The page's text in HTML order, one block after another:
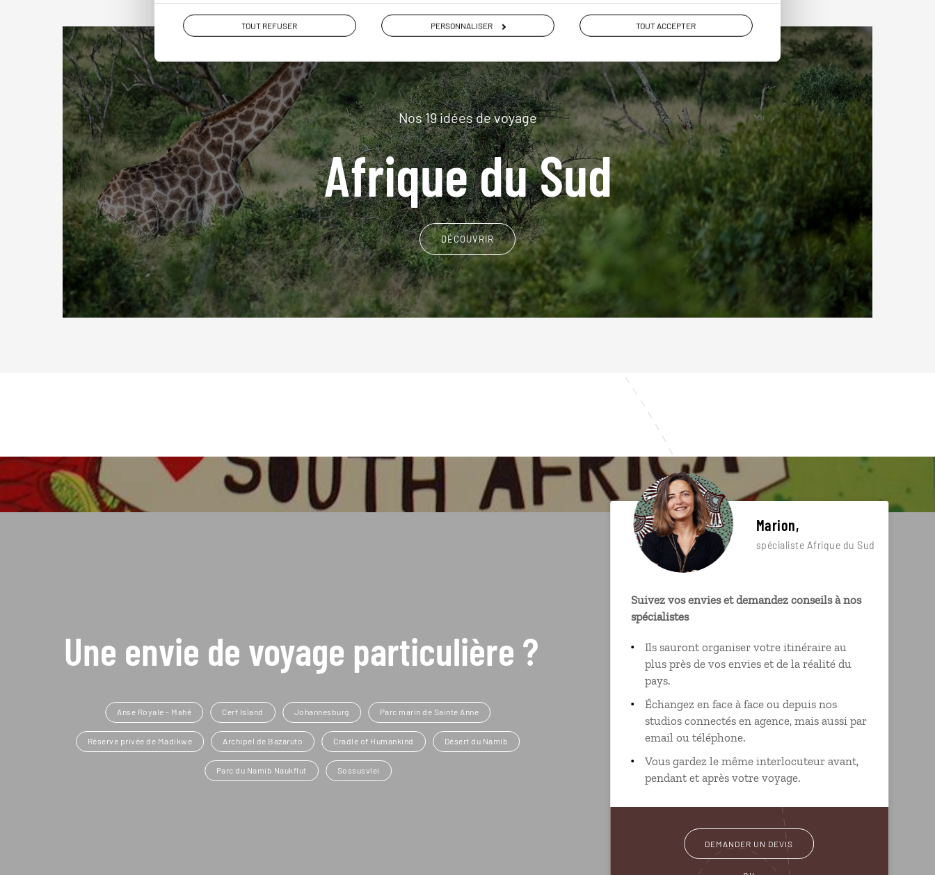
TOUT REFUSER PERSONNALISER TOUT ACCEPTER
Nos 19 idées de voyage
Afrique du Sud
DÉCOUVRIR
Une envie de voyage particulière ?
Anse Royale - Mahé Cerf Island Johannesburg Parc marin de Sainte Anne
Réserve privée de Madikwe Archipel de Bazaruto Cradle of Humankind Désert du Namib
Parc du Namib Naukflut Sossusvlei
Marion,
spécialiste Afrique du Sud
Suivez vos envies et demandez conseils à nos
spécialistes
Ils sauront organiser votre itinéraire au
plus près de vos envies et de la réalité du
pays.
Échangez en face à face ou depuis nos
studios connectés en agence, mais aussi par
email ou téléphone.
Vous gardez le même interlocuteur avant,
pendant et après votre voyage.
DEMANDER UN DEVIS